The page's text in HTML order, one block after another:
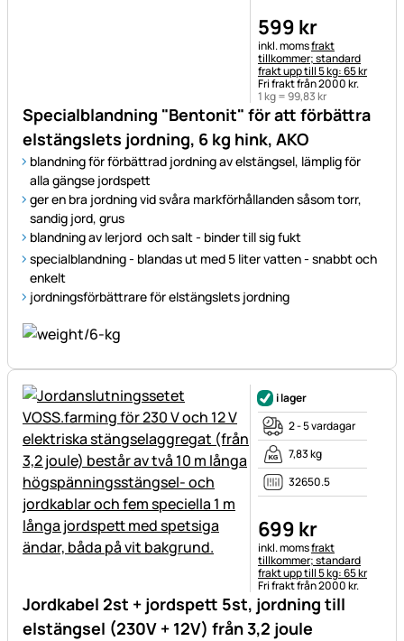
Specialblandning "Bentonit" för att förbättra
elstängslets jordning, 6 kg hink, AKO
blandning för förbättrad jordning av elstängsel, lämplig för
alla gängse jordspett
ger en bra jordning vid svåra markförhållanden såsom torr,
sandig jord, grus
blandning av lerjord och salt - binder till sig fukt
specialblandning - blandas ut med 5 liter vatten - snabbt och
enkelt
jordningsförbättrare för elstängslets jordning
599 kr
Skatteinformation:
inkl. momsfrakt
tillkommer; standard
frakt upp till 5 kg: 65 kr
Fri frakt från 2000 kr.
1 kg =99,83kr
Jordkabel 2st + jordspett 5st, jordning till
elstängsel (230V + 12V) från 3,2 joule
i lager
2 - 5 vardagar
7,83 kg
32650.5
699 kr
Skatteinformation:
inkl. momsfrakt
tillkommer; standard
frakt upp till 5 kg: 65 kr
Fri frakt från 2000 kr.